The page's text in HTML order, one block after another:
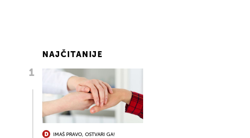
NAJČITANIJE
IMAŠ PRAVO, OSTVARI GA!